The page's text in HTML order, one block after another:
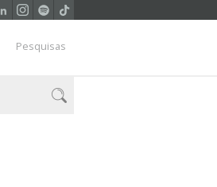
Pesquisas